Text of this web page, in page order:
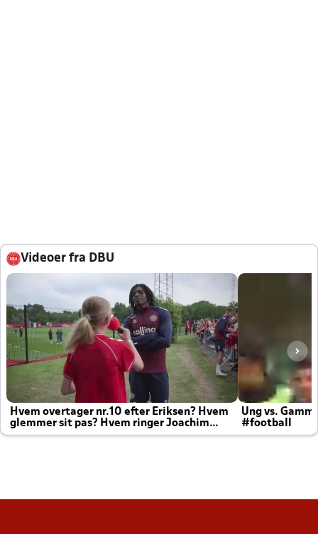
Videoer fra DBU
Hvem overtager nr.10 efter Eriksen? Hvem
glemmer sit pas? Hvem ringer Joachim
altid til efter kampe?
Ung vs.
#football